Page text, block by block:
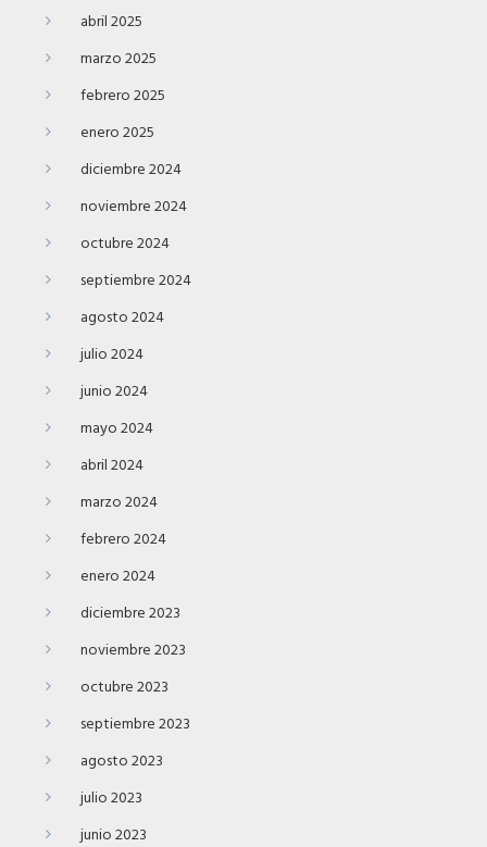
abril 2025
marzo 2025
febrero 2025
enero 2025
diciembre 2024
noviembre 2024
octubre 2024
septiembre 2024
agosto 2024
julio 2024
junio 2024
mayo 2024
abril 2024
marzo 2024
febrero 2024
enero 2024
diciembre 2023
noviembre 2023
octubre 2023
septiembre 2023
agosto 2023
julio 2023
junio 2023